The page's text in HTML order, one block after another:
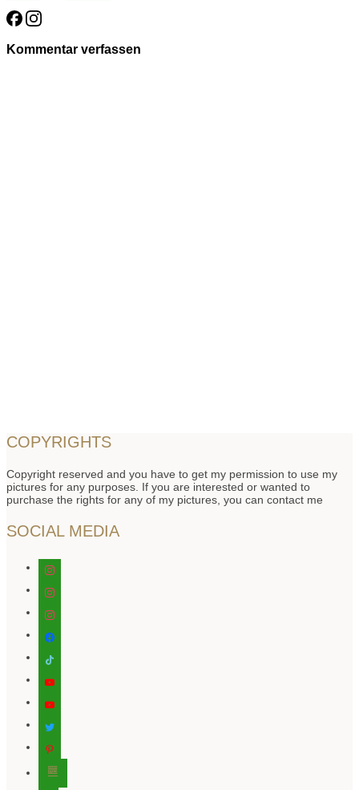
Kommentar verfassen
COPYRIGHTS
Copyright reserved and you have to get my permission to use my
pictures for any purposes. If you are interested or wanted to
purchase the rights for any of my pictures, you can contact me
SOCIAL MEDIA
instagram
instagram
instagram
facebook
tiktok
pinterest
editor-
kitchensink